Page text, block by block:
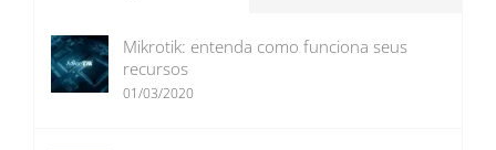
Mikrotik: entenda como funciona seus
recursos
01/03/2020